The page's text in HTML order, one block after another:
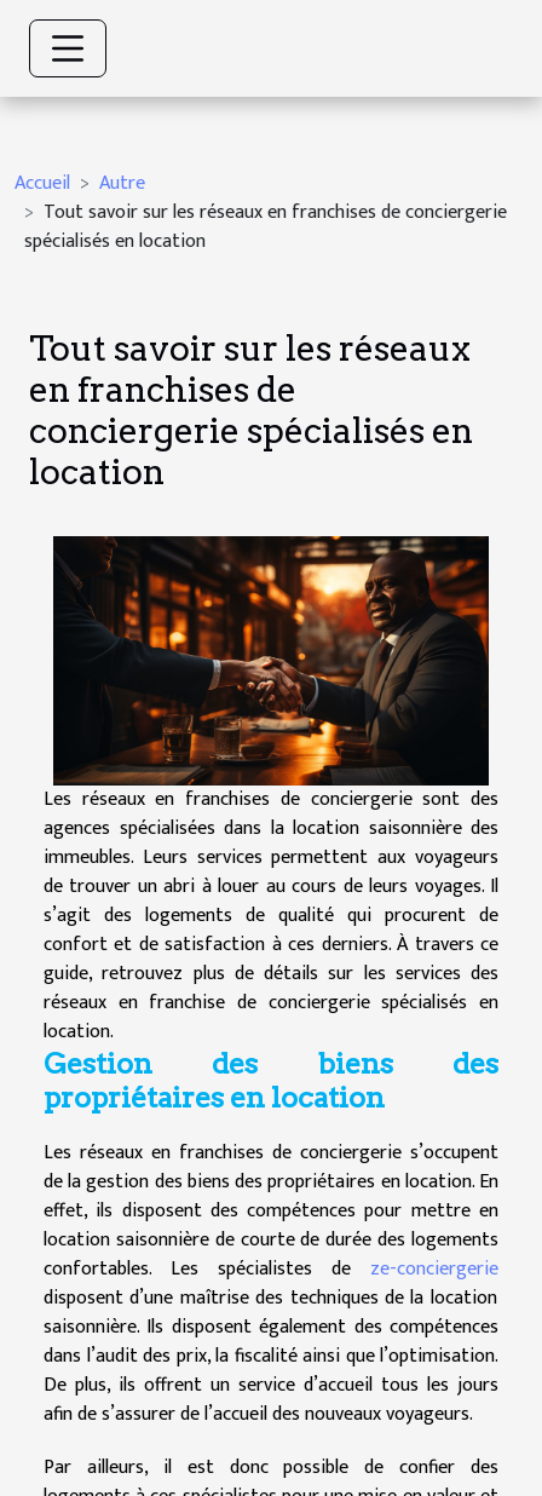
Accueil
Autre
Tout savoir sur les réseaux en franchises de conciergerie
spécialisés en location
Tout savoir sur les réseaux
en franchises de
conciergerie spécialisés en
location
Les réseaux en franchises de conciergerie sont des
agences spécialisées dans la location saisonnière des
immeubles. Leurs services permettent aux voyageurs
de trouver un abri à louer au cours de leurs voyages. Il
s’agit des logements de qualité qui procurent de
confort et de satisfaction à ces derniers. À travers ce
guide, retrouvez plus de détails sur les services des
réseaux en franchise de conciergerie spécialisés en
location.
Gestion des biens des
propriétaires en location
Les réseaux en franchises de conciergerie s’occupent
de la gestion des biens des propriétaires en location. En
effet, ils disposent des compétences pour mettre en
location saisonnière de courte de durée des logements
confortables. Les spécialistes de ze-conciergerie
disposent d’une maîtrise des techniques de la location
saisonnière. Ils disposent également des compétences
dans l’audit des prix, la fiscalité ainsi que l’optimisation.
De plus, ils offrent un service d’accueil tous les jours
afin de s’assurer de l’accueil des nouveaux voyageurs.
Par ailleurs, il est donc possible de confier des